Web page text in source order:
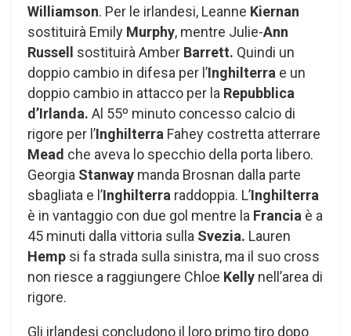
Williamson. Per le irlandesi, Leanne Kiernan
sostituirà Emily Murphy, mentre Julie-Ann
Russell sostituirà Amber Barrett. Quindi un
doppio cambio in difesa per l’Inghilterra e un
doppio cambio in attacco per la Repubblica
d’Irlanda. Al 55º minuto concesso calcio di
rigore per l’Inghilterra Fahey costretta atterrare
Mead che aveva lo specchio della porta libero.
Georgia Stanway manda Brosnan dalla parte
sbagliata e l’Inghilterra raddoppia. L’Inghilterra
è in vantaggio con due gol mentre la Francia è a
45 minuti dalla vittoria sulla Svezia. Lauren
Hemp si fa strada sulla sinistra, ma il suo cross
non riesce a raggiungere Chloe Kelly nell’area di
rigore.
Gli irlandesi concludono il loro primo tiro dopo